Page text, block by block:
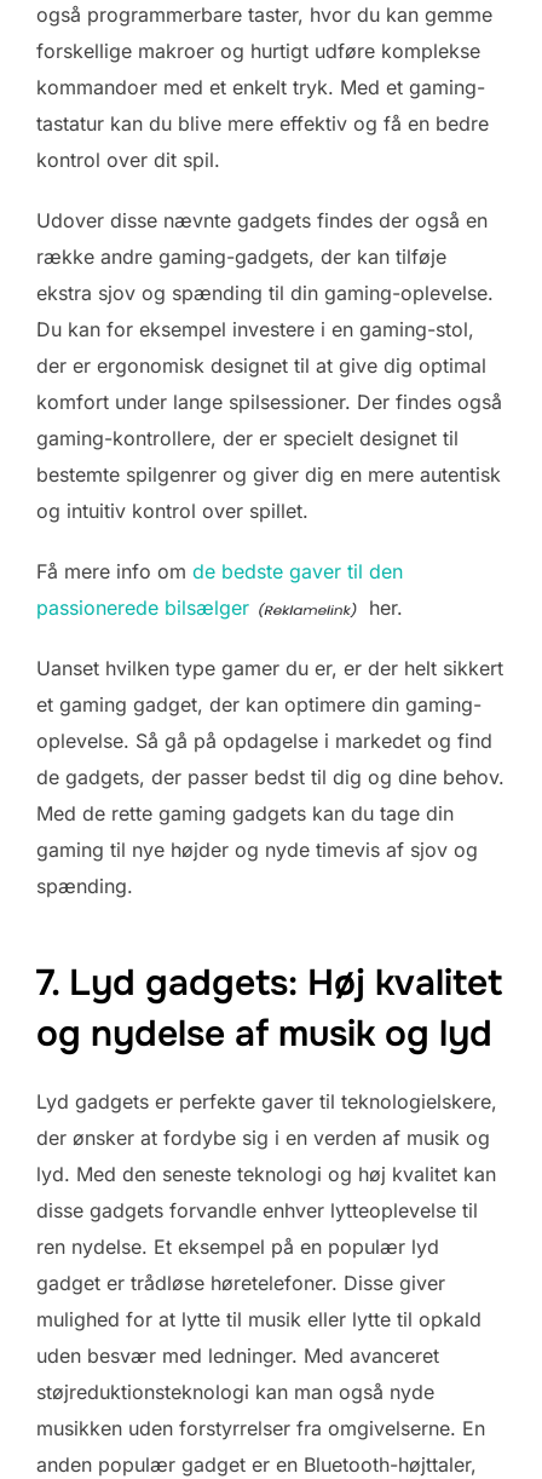
også programmerbare taster, hvor du kan gemme
forskellige makroer og hurtigt udføre komplekse
kommandoer med et enkelt tryk. Med et gaming-
tastatur kan du blive mere effektiv og få en bedre
kontrol over dit spil.
Udover disse nævnte gadgets findes der også en
række andre gaming-gadgets, der kan tilføje
ekstra sjov og spænding til din gaming-oplevelse.
Du kan for eksempel investere i en gaming-stol,
der er ergonomisk designet til at give dig optimal
komfort under lange spilsessioner. Der findes også
gaming-kontrollere, der er specielt designet til
bestemte spilgenrer og giver dig en mere autentisk
og intuitiv kontrol over spillet.
Få mere info om de bedste gaver til den
passionerede bilsælger
her.
Uanset hvilken type gamer du er, er der helt sikkert
et gaming gadget, der kan optimere din gaming-
oplevelse. Så gå på opdagelse i markedet og find
de gadgets, der passer bedst til dig og dine behov.
Med de rette gaming gadgets kan du tage din
gaming til nye højder og nyde timevis af sjov og
spænding.
7. Lyd gadgets: Høj kvalitet
og nydelse af musik og lyd
Lyd gadgets er perfekte gaver til teknologielskere,
der ønsker at fordybe sig i en verden af musik og
lyd. Med den seneste teknologi og høj kvalitet kan
disse gadgets forvandle enhver lytteoplevelse til
ren nydelse. Et eksempel på en populær lyd
gadget er trådløse høretelefoner. Disse giver
mulighed for at lytte til musik eller lytte til opkald
uden besvær med ledninger. Med avanceret
støjreduktionsteknologi kan man også nyde
musikken uden forstyrrelser fra omgivelserne. En
anden populær gadget er en Bluetooth-højttaler,